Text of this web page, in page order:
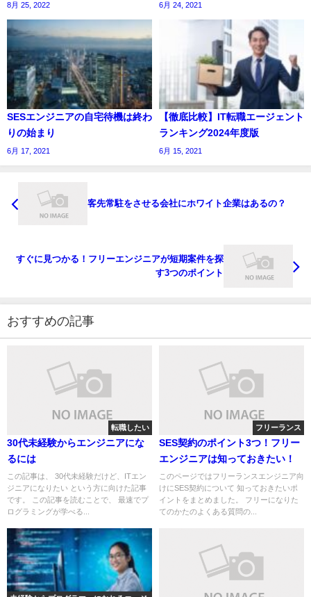
8月 25, 2022 6月 24, 2021
SESエンジニアの自宅待機は終わ
りの始まり
6月 17, 2021
【徹底比較】IT転職エージェント
ランキング2024年度版
6月 15, 2021
客先常駐をさせる会社にホワイト企業はあるの？
すぐに見つかる！フリーエンジニアが短期案件を探
す3つのポイント
おすすめの記事
転職したい
30代未経験からエンジニアにな
るには
この記事は、 30代未経験だけど、ITエン
ジニアになりたい という方に向けた記事
です。 この記事を読むことで、 最速でプ
ログラミングが学べる...
フリーランス
SES契約のポイント3つ！フリー
エンジニアは知っておきたい！
このページではフリーランスエンジニア向
けにSES契約について 知っておきたいポ
イントをまとめました。 フリーになりた
てのかたのよくある質問の...